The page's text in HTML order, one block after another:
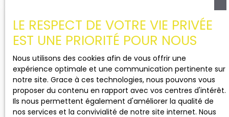
gratuitement
avec Ariane Immobilier
Adresse de votre bien
Estimer mon bien
LE RESPECT DE VOTRE VIE PRIVÉE
EST UNE PRIORITÉ POUR NOUS
Nous utilisons des cookies afin de vous offrir une
expérience optimale et une communication pertinente sur
notre site. Grace à ces technologies, nous pouvons vous
proposer du contenu en rapport avec vos centres d'intérêt.
Ils nous permettent également d'améliorer la qualité de
nos services et la convivialité de notre site internet. Nous